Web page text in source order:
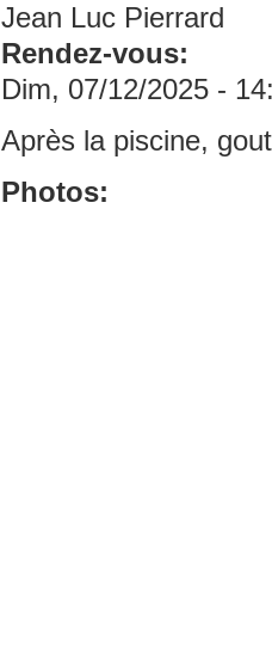
Jean Luc Pierrard
Rendez-vous:
Dim, 07/12/2025 -
Après la piscine,
Photos: